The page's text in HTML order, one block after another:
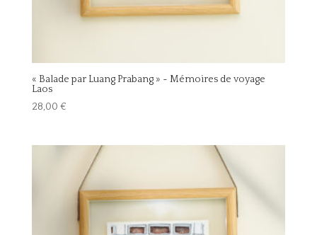
« Balade par Luang Prabang » ~ Mémoires de voyage
Laos
28,00 €